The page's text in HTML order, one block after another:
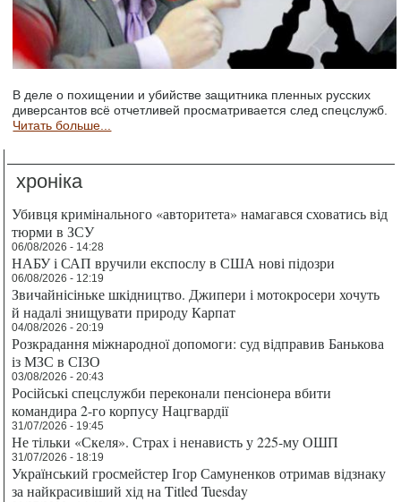
В деле о похищении и убийстве защитника пленных русских
диверсантов всё отчетливей просматривается след спецслужб.
Читать больше...
хроніка
Убивця кримінального «авторитета» намагався сховатись від
тюрми в ЗСУ
06/08/2026 - 14:28
НАБУ і САП вручили експослу в США нові підозри
06/08/2026 - 12:19
Звичайнісіньке шкідництво. Джипери і мотокросери хочуть
й надалі знищувати природу Карпат
04/08/2026 - 20:19
Розкрадання міжнародної допомоги: суд відправив Банькова
із МЗС в СІЗО
03/08/2026 - 20:43
Російські спецслужби переконали пенсіонера вбити
командира 2-го корпусу Нацгвардії
31/07/2026 - 19:45
Не тільки «Скеля». Страх і ненависть у 225-му ОШП
31/07/2026 - 18:19
Український гросмейстер Ігор Самуненков отримав відзнаку
за найкрасивіший хід на Titled Tuesday